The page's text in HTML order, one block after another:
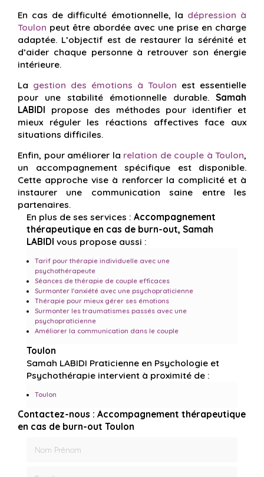
En cas de difficulté émotionnelle, la dépression à
Toulon peut être abordée avec une prise en charge
adaptée. L’objectif est de restaurer la sérénité et
d’aider chaque personne à retrouver son énergie
intérieure.
La gestion des émotions à Toulon est essentielle
pour une stabilité émotionnelle durable. Samah
LABIDI propose des méthodes pour identifier et
mieux réguler les réactions affectives face aux
situations difficiles.
Enfin, pour améliorer la relation de couple à Toulon,
un accompagnement spécifique est disponible.
Cette approche vise à renforcer la complicité et à
instaurer une communication saine entre les
partenaires.
En plus de ses services : Accompagnement
thérapeutique en cas de burn-out, Samah
LABIDI vous propose aussi :
Tarif pour thérapie individuelle avec une
psychothérapeute
Séances de thérapie de couple efficaces
Surmonter l'anxiété avec une psychopraticienne
Thérapie pour mieux gérer ses émotions
Surmonter les traumatismes passés avec une
psychopraticienne
Améliorer la communication dans le couple
Toulon
Samah LABIDI Praticienne en Psychologie et
Psychothérapie intervient à proximité de :
Toulon
Contactez-nous : Accompagnement thérapeutique
en cas de burn-out Toulon